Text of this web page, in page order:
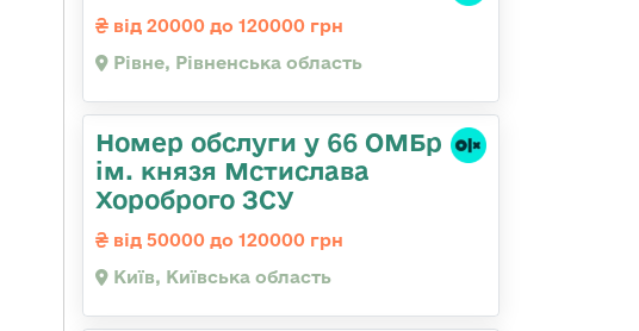
від 20000 до 120000 грн
Рівне, Рівненська область
Номер обслуги у 66 ОМБр
ім. князя Мстислава
Хороброго ЗСУ
від 50000 до 120000 грн
Київ, Київська область